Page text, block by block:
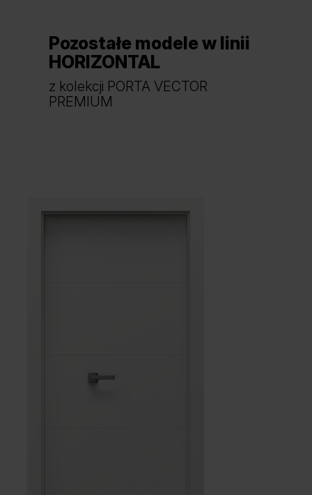
Pozostałe modele w linii
HORIZONTAL
z kolekcji PORTA VECTOR
PREMIUM